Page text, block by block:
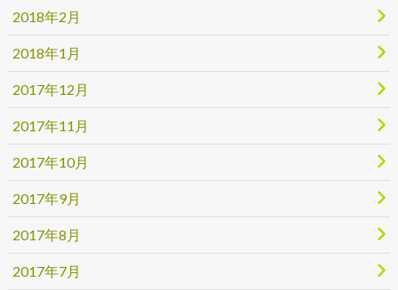
2018年2月
2018年1月
2017年12月
2017年11月
2017年10月
2017年9月
2017年8月
2017年7月